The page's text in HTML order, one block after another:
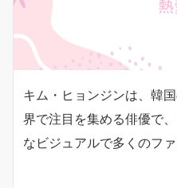
キム・ヒョンジンは、韓
界で注目を集める俳優で
なビジュアルで多くのフ